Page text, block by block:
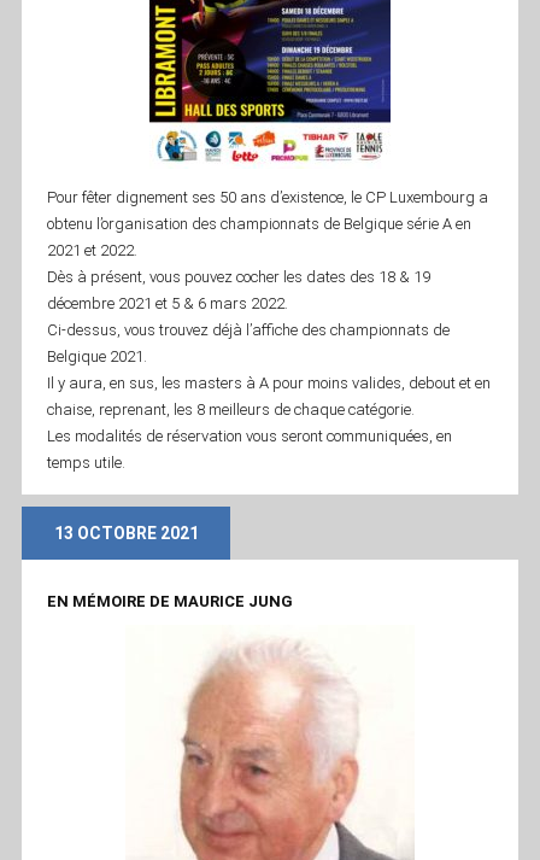
Pour fêter dignement ses 50 ans d’existence, le CP Luxembourg a
obtenu l’organisation des championnats de Belgique série A en
2021 et 2022.
Dès à présent, vous pouvez cocher les dates des 18 & 19
décembre 2021 et 5 & 6 mars 2022.
Ci-dessus, vous trouvez déjà l’affiche des championnats de
Belgique 2021.
Il y aura, en sus, les masters à A pour moins valides, debout et en
chaise, reprenant, les 8 meilleurs de chaque catégorie.
Les modalités de réservation vous seront communiquées, en
temps utile.
13 OCTOBRE 2021
EN MÉMOIRE DE MAURICE JUNG